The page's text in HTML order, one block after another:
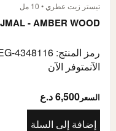
تيستر زيت عطري • 10 مل
- AMBER WOOD
رمز المنتج: RSPPT10ML-EG-4348116
الآنمتوفر الآن
السعر 6,500 د.ع
إضافة إلى السلة